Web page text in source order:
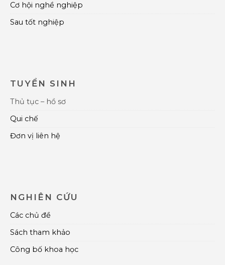
Cơ hội nghề nghiệp
Sau tốt nghiệp
TUYỂN SINH
Thủ tục – hồ sơ
Qui chế
Đơn vị liên hệ
NGHIÊN CỨU
Các chủ đề
Sách tham khảo
Công bố khoa học